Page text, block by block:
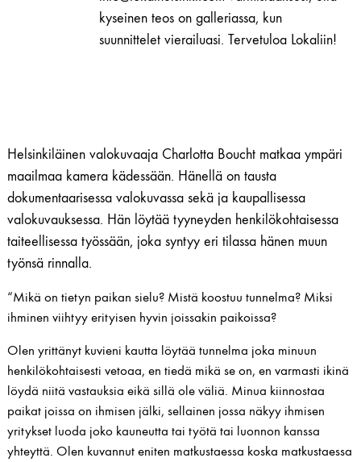
kyseinen teos on galleriassa, kun
suunnittelet vierailuasi. Tervetuloa Lokaliin!
Helsinkiläinen valokuvaaja Charlotta Boucht matkaa ympäri
maailmaa kamera kädessään. Hänellä on tausta
dokumentaarisessa valokuvassa sekä ja kaupallisessa
valokuvauksessa. Hän löytää tyyneyden henkilökohtaisessa
taiteellisessa työssään, joka syntyy eri tilassa hänen muun
työnsä rinnalla.
“Mikä on tietyn paikan sielu? Mistä koostuu tunnelma? Miksi
ihminen viihtyy erityisen hyvin joissakin paikoissa?
Olen yrittänyt kuvieni kautta löytää tunnelma joka minuun
henkilökohtaisesti vetoaa, en tiedä mikä se on, en varmasti ikinä
löydä niitä vastauksia eikä sillä ole väliä. Minua kiinnostaa
paikat joissa on ihmisen jälki, sellainen jossa näkyy ihmisen
yritykset luoda joko kauneutta tai työtä tai luonnon kanssa
yhteyttä. Olen kuvannut eniten matkustaessa koska matkustaessa